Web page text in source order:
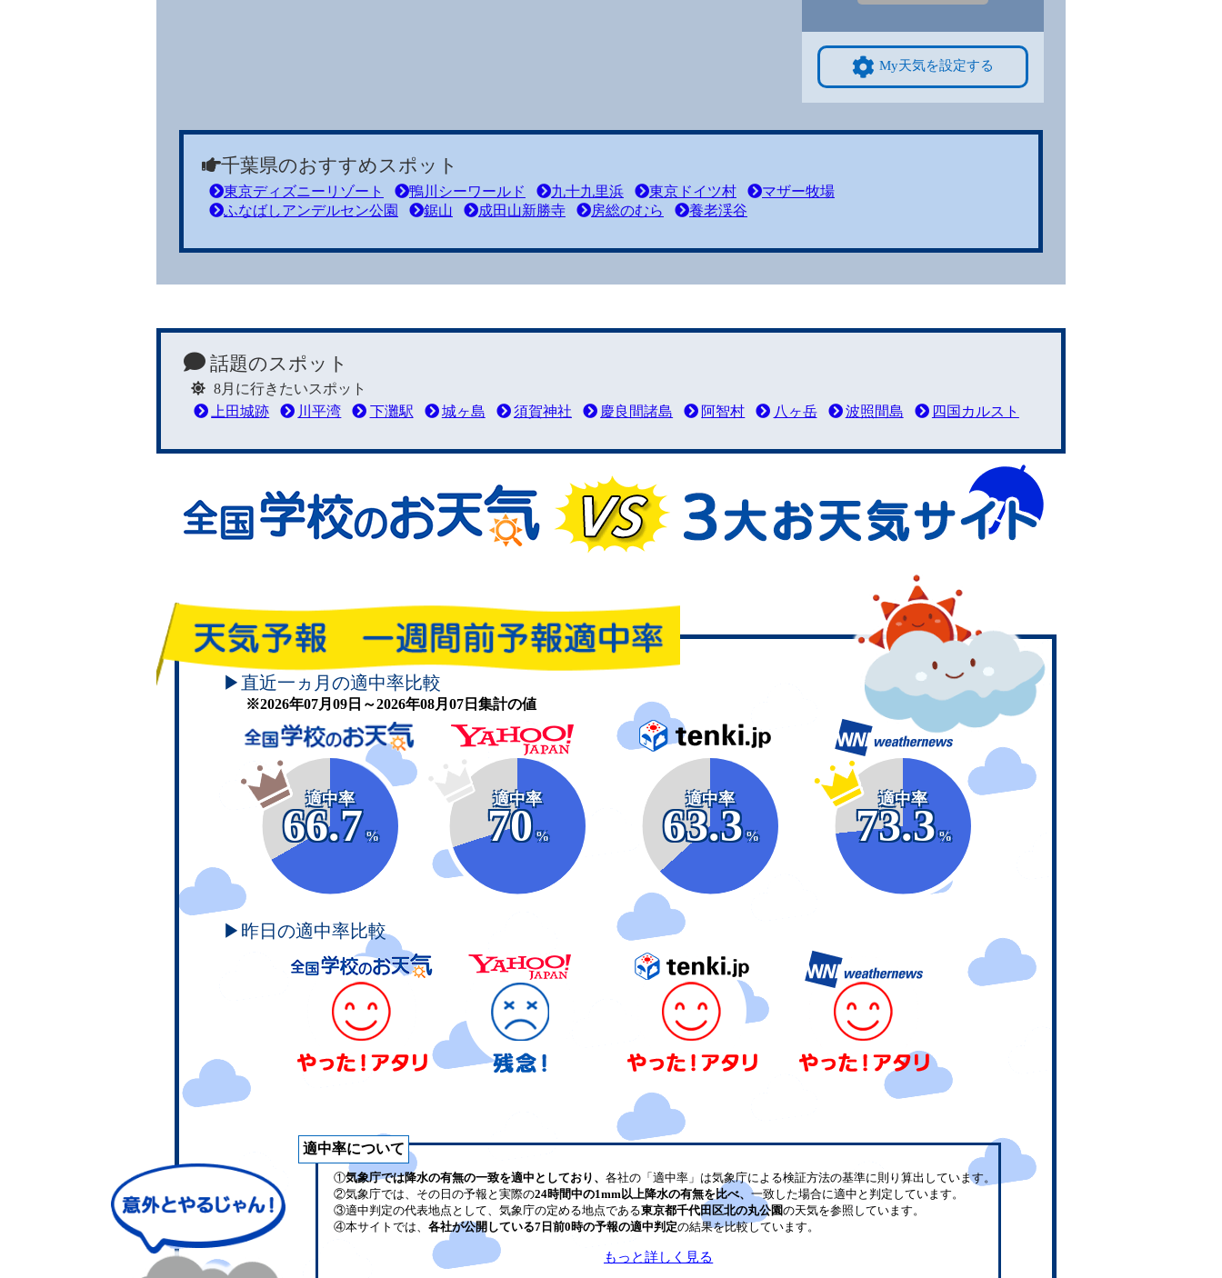
My天気を設定する
千葉県のおすすめスポット
東京ディズニーリゾート 鴨川シーワールド 九十九里浜 東京ドイツ村
マザー牧場
ふなばしアンデルセン公園
鋸山 成田山新勝寺 房総のむら 養老渓谷
話題のスポット
8月に行きたいスポット
上田城跡
川平湾 下灘駅 城ヶ島 須賀神社 慶良間諸島 阿智村 八ヶ岳 波照間島 四国カルスト
▶直近一ヵ月の適中率比較
※2026年07月09日～2026年08月07日集計の値
適中率
66.7
%
適中率
70
%
適中率
63.3
%
適中率
73.3
%
▶昨日の適中率比較
適中率について
①気象庁では降水の有無の一致を適中としており、 各社の「適中率」は気象庁による検証方法の基準に則り算出しています。
②気象庁では、その日の予報と実際の24時間中の1mm以上降水の有無を比べ、 一致した場合に適中と判定しています。
③適中判定の代表地点として、気象庁の定める地点である東京都千代田区北の丸公園の天気を参照しています。
④本サイトでは、 各社が公開している7日前0時の予報の適中判定の結果を比較しています。
もっと詳しく見る